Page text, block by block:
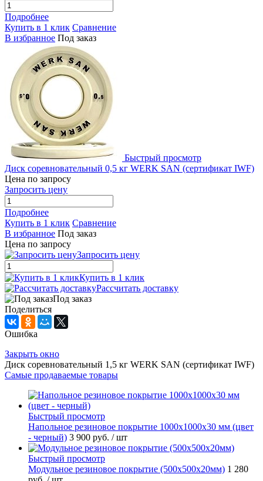
Подробнее
Купить в 1 клик Сравнение
В избранное Под заказ
Быстрый просмотр
Диск соревновательный 0,5 кг WERK SAN (сертификат IWF)
Цена по запросу
Запросить цену
Подробнее
Купить в 1 клик Сравнение
В избранное Под заказ
Цена по запросу
Запросить цену
Купить в 1 клик
Рассчитать доставку
Под заказ
Поделиться
Ошибка
Закрыть окно
Диск соревновательный 1,5 кг WERK SAN (сертификат IWF)
Самые продаваемые товары
Быстрый просмотр
Напольное резиновое покрытие 1000х1000х30 мм (цвет
- черный) 3 900 руб. / шт
Быстрый просмотр
Модульное резиновое покрытие (500х500х20мм) 1 280